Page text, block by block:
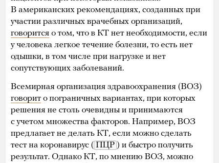
В американских рекомендациях, созданных при
участии различных врачебных организаций,
говорится о том, что в КТ нет необходимости, если
у человека легкое течение болезни, то есть нет
одышки, в том числе при нагрузке и нет
сопутствующих заболеваний.
Всемирная организация здравоохранения (ВОЗ)
говорит о пограничных вариантах, при которых
решения не столь очевидны и принимаются
с учетом множества факторов. Например, ВОЗ
предлагает не делать КТ, если можно сделать
тест на коронавирус ( ПЦР ) и быстро получить
результат. Однако КТ, по мнению ВОЗ, можно